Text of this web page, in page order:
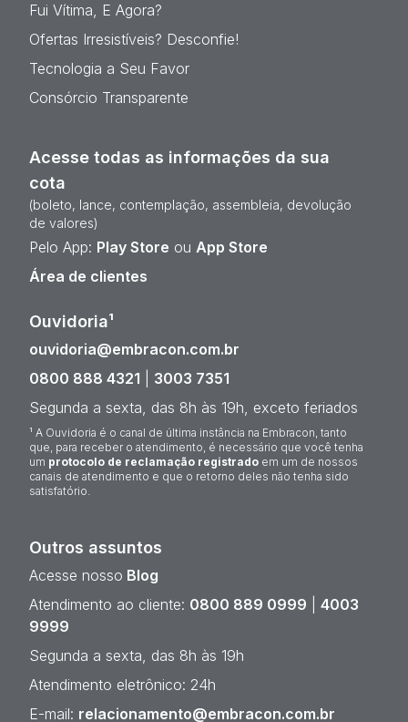
Fui Vítima, E Agora?
Ofertas Irresistíveis? Desconfie!
Tecnologia a Seu Favor
Consórcio Transparente
Acesse todas as informações da sua
cota
(boleto, lance, contemplação, assembleia, devolução
de valores)
Pelo App: Play Store ou App Store
Área de clientes
Ouvidoria¹
ouvidoria@embracon.com.br
0800 888 4321
3003 7351
Segunda a sexta, das 8h às 19h, exceto feriados
¹ A Ouvidoria é o canal de última instância na Embracon, tanto
que, para receber o atendimento, é necessário que você tenha
um protocolo de reclamação registrado em um de nossos
canais de atendimento e que o retorno deles não tenha sido
satisfatório.
Outros assuntos
Acesse nosso Blog
Atendimento ao cliente: 0800 889 0999
4003
9999
Segunda a sexta, das 8h às 19h
Atendimento eletrônico: 24h
E-mail: relacionamento@embracon.com.br